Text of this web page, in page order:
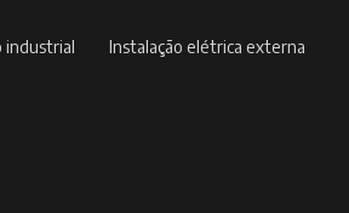
industrial instalação elétrica externa